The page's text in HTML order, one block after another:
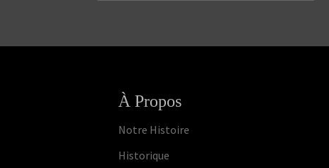
À Propos
Notre Histoire
Historique